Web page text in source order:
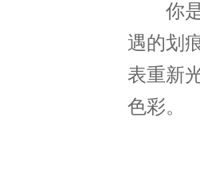
你是
遇的划
表重新
色彩。